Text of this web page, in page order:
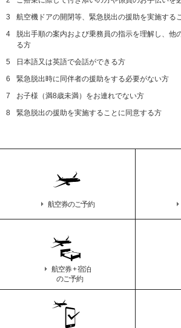
3
航空機ドアの開閉等、緊急脱出の援助を実施する
4
脱出手順の案内および乗務員の指示を理解し、他
る方
5
日本語又は英語で会話ができる方
6
緊急脱出時に同伴者の援助をする必要がない方
7
お子様（満8歳未満）をお連れでない方
8
緊急脱出の援助を実施することに同意する方
航空券のご予約
航空券 + 宿泊
のご予約